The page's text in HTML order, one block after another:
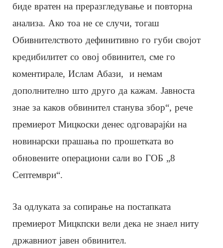
биде вратен на преразгледување и повторна
анализа. Ако тоа не се случи, тогаш
Обивнителството дефинитивно го губи својот
кредибилитет со овој обвинител, сме го
коментирале, Ислам Абази, и немам
дополнително што друго да кажам. Јавноста
знае за каков обвинител станува збор“, рече
премиерот Мицкоски денес одговарајќи на
новинарски прашања по прошетката во
обновените операциони сали во ГОБ „8
Септември“.
За одлуката за сопирање на постапката
премиерот Мицкпски вели дека не знаел ниту
државниот јавен обвинител.